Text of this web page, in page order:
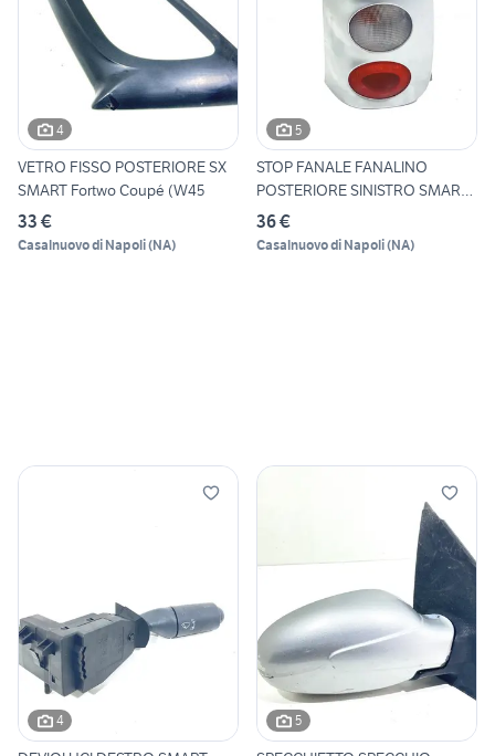
4
VETRO FISSO POSTERIORE SX
SMART Fortwo Coupé (W45
33 €
Casalnuovo di Napoli(NA)
5
STOP FANALE FANALINO
POSTERIORE SINISTRO SMART
For
36 €
Casalnuovo di Napoli(NA)
4 5